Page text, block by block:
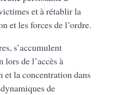
et à rétablir la
et les forces de l’ordre.
s’accumulent
de l’accès à
la concentration dans
de